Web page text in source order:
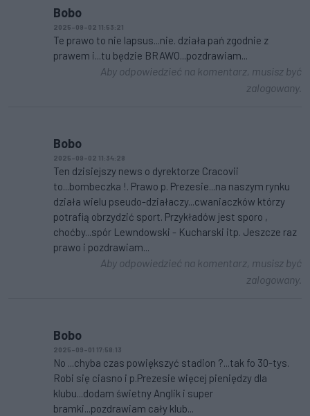
Bobo
2025-09-02 11:53:21
Te prawo to nie lapsus...nie. działa pań zgodnie z
prawem i...tu będzie BRAWO...pozdrawiam...
Aby odpowiedzieć na komentarz, musisz być
zalogowany.
Bobo
2025-09-02 11:34:28
Ten dzisiejszy news o dyrektorze Cracovii
to...bombeczka !. Prawo p. Prezesie...na naszym rynku
działa wielu pseudo-działaczy...cwaniaczków którzy
potrafią obrzydzić sport. Przykładów jest sporo ,
choćby...spór Lewndowski - Kucharski itp. Jeszcze raz
prawo i pozdrawiam...
Aby odpowiedzieć na komentarz, musisz być
zalogowany.
Bobo
2025-09-01 17:58:13
No ...chyba czas powiększyć stadion ?...tak fo 30-tys.
Robi się ciasno i p.Prezesie więcej pieniędzy dla
klubu...dodam świetny Anglik i super
bramki...pozdrawiam cały klub...